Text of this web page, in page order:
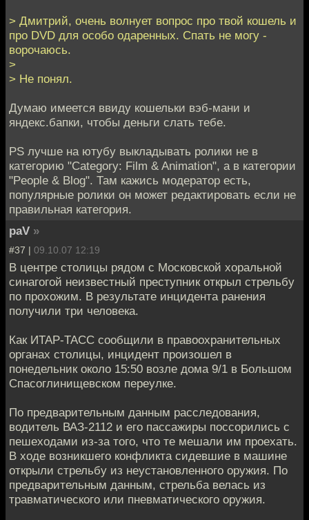
> Дмитрий, очень волнует вопрос про твой кошель и
про DVD для особо одаренных. Спать не могу -
ворочаюсь.
>
> Не понял.
Думаю имеется ввиду кошельки вэб-мани и
яндекс.бапки, чтобы деньги слать тебе.
PS лучше на ютубу выкладывать ролики не в
категорию "Category: Film & Animation", а в категории
"People & Blog". Там кажись модератор есть,
популярные ролики он может редактировать если не
правильная категория.
paV »
#37 | 09.10.07 12:19
В центре столицы рядом с Московской хоральной
синагогой неизвестный преступник открыл стрельбу
по прохожим. В результате инцидента ранения
получили три человека.
Как ИТАР-ТАСС сообщили в правоохранительных
органах столицы, инцидент произошел в
понедельник около 15:50 возле дома 9/1 в Большом
Спасоглинищевском переулке.
По предварительным данным расследования,
водитель ВАЗ-2112 и его пассажиры поссорились с
пешеходами из-за того, что те мешали им проехать.
В ходе возникшего конфликта сидевшие в машине
открыли стрельбу из неустановленного оружия. По
предварительным данным, стрельба велась из
травматического или пневматического оружия.